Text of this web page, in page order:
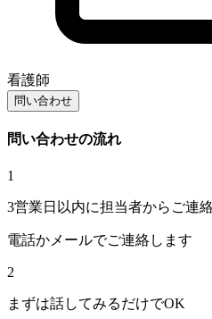
看護師
問い合わせ
問い合わせの流れ
1
3営業日以内に担当者からご連
電話かメールでご連絡します
2
まずは話してみるだけでOK